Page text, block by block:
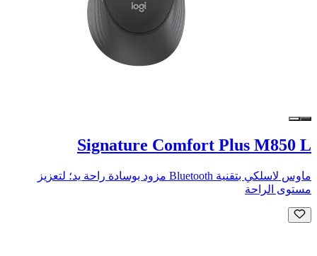
Signature Comfort Plus M850 L
ماوس لاسلكي بتقنية Bluetooth مزود بوسادة راحة يد؛ لتعزيز
مستوى الراحة